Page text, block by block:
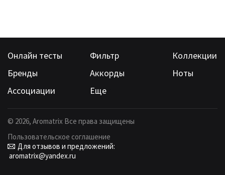
Онлайн тесты Фильтр
Коллекции
Бренды
Аккорды
Ноты
Ассоциации
Еще
© 2026, Aromatrix Все права защищены
Пользовательское соглашение
Для отзывов и предложений:
aromatrix@yandex.ru